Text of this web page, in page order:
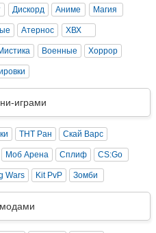
Дискорд Аниме Магия
Атернос ХВХ
Военные Хоррор
играми
ТНТ Ран Скай Варс
Моб Арена Сплиф CS:Go
Wars Kit PvP Зомби